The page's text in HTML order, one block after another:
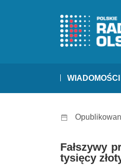
WIADOMOŚCI
Fałszywy
tysięcy